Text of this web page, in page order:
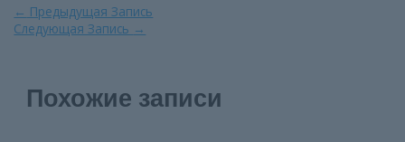
Навигация
по
← Предыдущая Запись
Следующая Запись →
Похожие записи